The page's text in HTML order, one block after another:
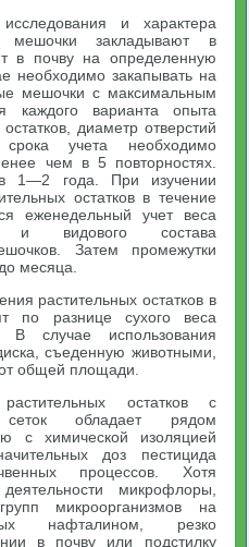
и характера
мешочки закладывают в
в почву на определенную
необходимо закапывать на
мешочки с максимальным
каждого варианта опыта
диаметр отверстий
учета необходимо
чем в 5 повторностях.
1—2 года. При изучении
остатков в течение
еженедельный учет веса
и видового состава
Затем промежутки
месяца.
растительных остатков в
по разнице сухого веса
В случае использования
съеденную животными,
общей площади.
остатков с
обладает рядом
с химической изоляцией
доз пестицида
процессов. Хотя
микрофлоры,
микроорганизмов на
нафталином, резко
в почву или подстилку